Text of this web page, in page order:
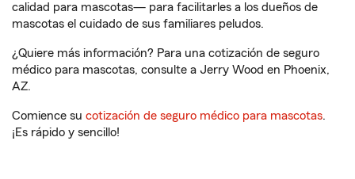
calidad para mascotas— para facilitarles a los dueños de
mascotas el cuidado de sus familiares peludos.
¿Quiere más información? Para una cotización de seguro
médico para mascotas, consulte a Jerry Wood en Phoenix,
AZ.
Comience su cotización de seguro médico para mascotas.
¡Es rápido y sencillo!